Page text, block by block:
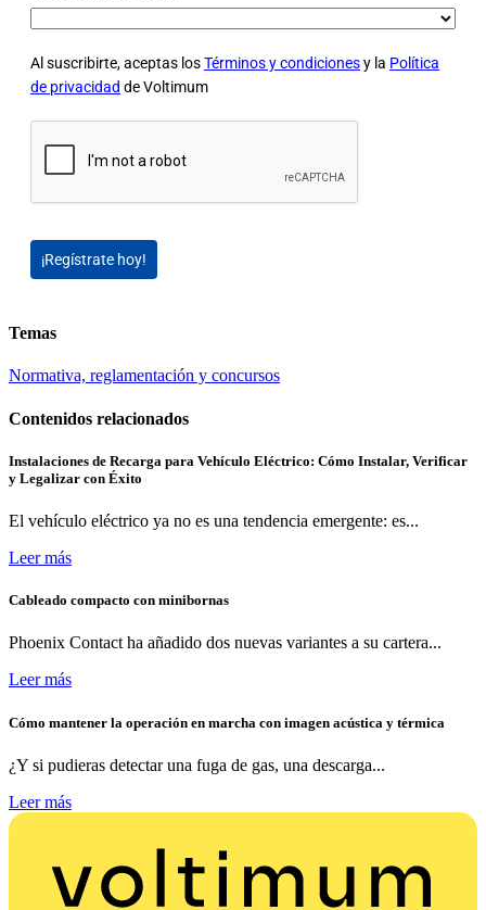
Al suscribirte, aceptas losTérminos y condicionesy la Política
de privacidad de Voltimum
¡Regístrate hoy!
Temas
Normativa, reglamentación y concursos
Contenidos relacionados
Instalaciones de Recarga para Vehículo Eléctrico: Cómo Instalar, Verificar
y Legalizar con Éxito
El vehículo eléctrico ya no es una tendencia emergente: es...
Leer más
Cableado compacto con minibornas
Phoenix Contact ha añadido dos nuevas variantes a su cartera...
Leer más
Cómo mantener la operación en marcha con imagen acústica y térmica
¿Y si pudieras detectar una fuga de gas, una descarga...
Leer más